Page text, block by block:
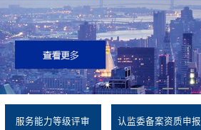
服务能力等级评审 认监委备案资质申报